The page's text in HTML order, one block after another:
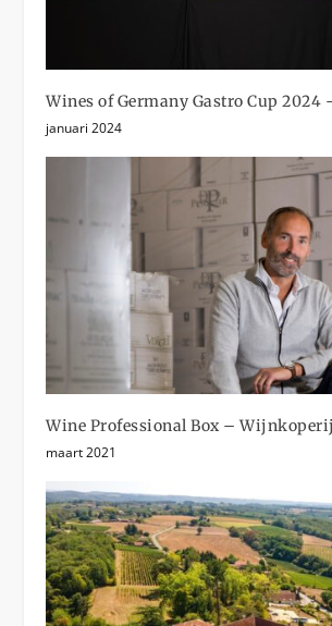
Wines of Germany Gastro Cup
januari 2024
Wine Professional Box –
maart 2021